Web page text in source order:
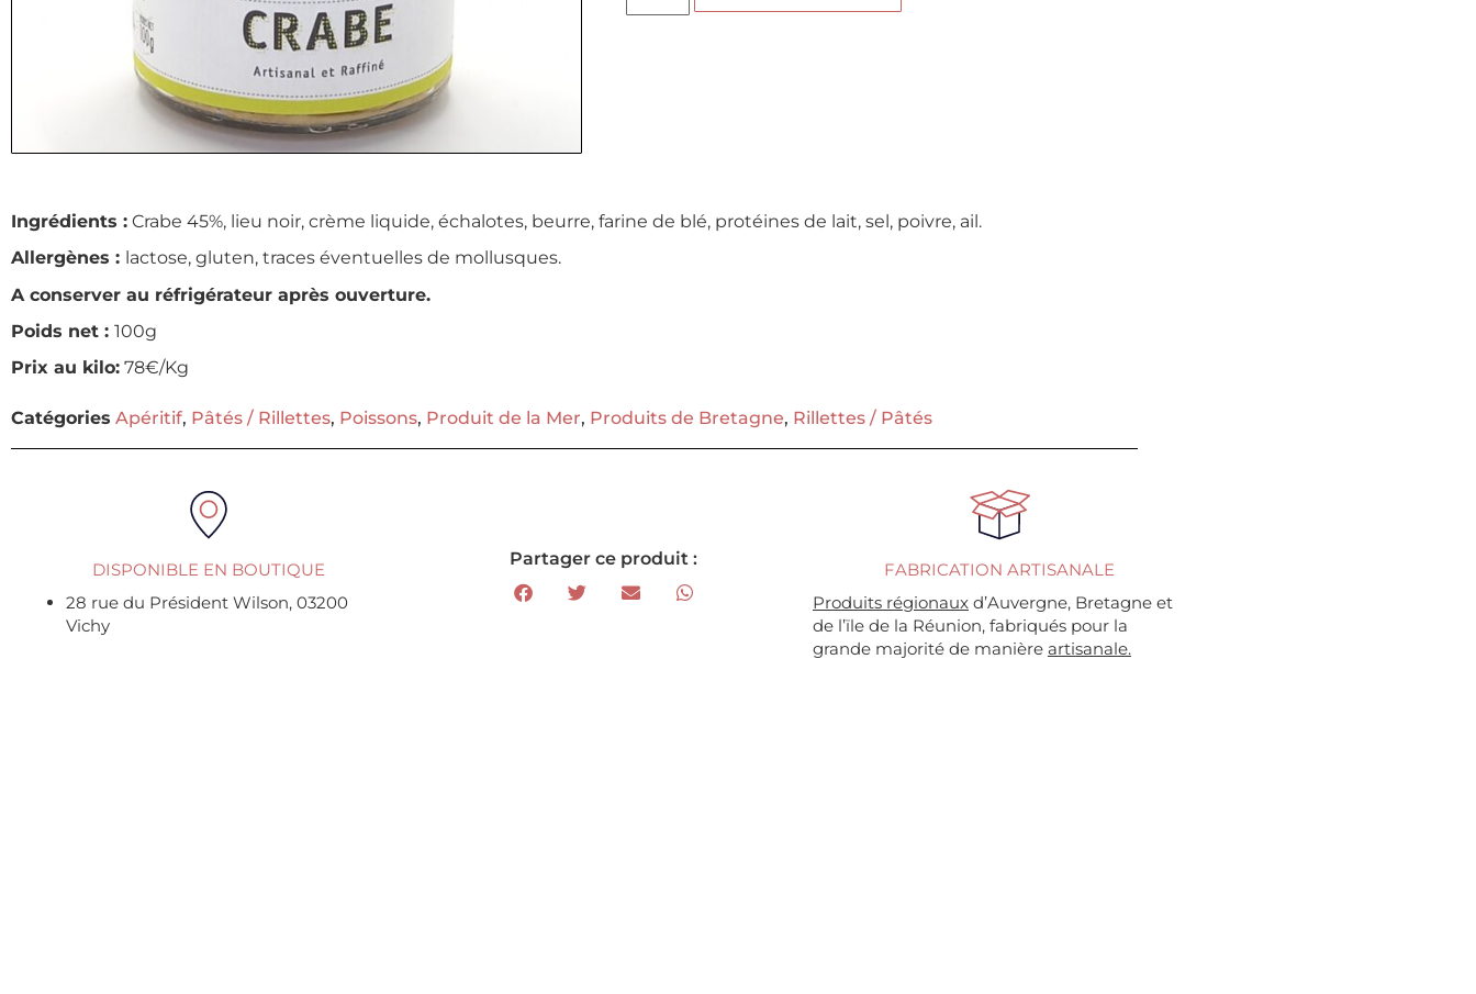
Ingrédients : Crabe 45%, lieu noir, crème liquide, échalotes, beurre, farine de blé, protéines de lait, sel, poivre, ail.
Allergènes : lactose, gluten, traces éventuelles de mollusques.
A conserver au réfrigérateur après ouverture.
Poids net : 100g
Prix au kilo: 78€/Kg
Catégories Apéritif, Pâtés / Rillettes, Poissons, Produit de la Mer, Produits de Bretagne, Rillettes / Pâtés
DISPONIBLE EN BOUTIQUE
28 rue du Président Wilson, 03200
Vichy
Partager ce produit :
FABRICATION ARTISANALE
Produits régionauxd’Auvergne, Bretagne et
de l’ïle de la Réunion, fabriqués pour la
grande majorité de manière artisanale.